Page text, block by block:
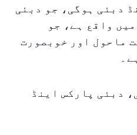
دبئی ہوگی، جو دبئی
واقع ہے، جو
ماحول اور خوبصورت
دبئی پارکس اینڈ